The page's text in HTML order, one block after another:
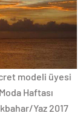
modeli üyesi
Haftası
Yaz 2017